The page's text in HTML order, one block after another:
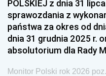
1936 1930
POLSKIEJ z dnia 31
sprawozdania z
państwa za okres od
dnia 31 grudnia 2025 r.
absolutorium dla Rady
Monitor Polski rok 2026